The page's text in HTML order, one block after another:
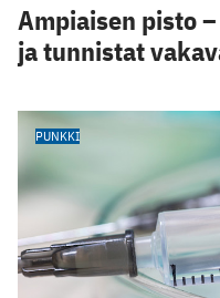
Ampiaisen pisto
ja tunnistat
PUNKKI